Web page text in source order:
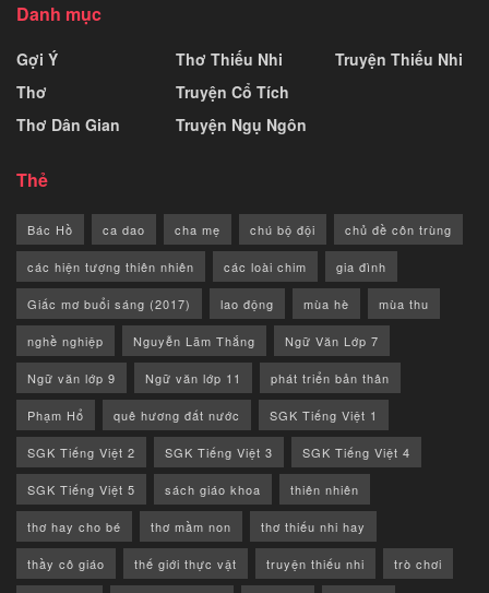
Danh mục
Gợi Ý
Thơ
Thơ Dân Gian
Thơ Thiếu Nhi
Truyện Cổ Tích
Truyện Ngụ Ngôn
Truyện Thiếu Nhi
Thẻ
Bác Hồ ca dao cha mẹ chú bộ đội chủ đề côn trùng
các hiện tượng thiên nhiên các loài chim gia đình
Giấc mơ buổi sáng (2017) lao động mùa hè mùa thu
nghề nghiệp Nguyễn Lãm Thắng Ngữ Văn Lớp 7
Ngữ văn lớp 9 Ngữ văn lớp 11 phát triển bản thân
Phạm Hổ quê hương đất nước SGK Tiếng Việt 1
SGK Tiếng Việt 2 SGK Tiếng Việt 3 SGK Tiếng Việt 4
SGK Tiếng Việt 5 sách giáo khoa thiên nhiên
thơ hay cho bé thơ mầm non thơ thiếu nhi hay
thầy cô giáo thế giới thực vật truyện thiếu nhi trò chơi